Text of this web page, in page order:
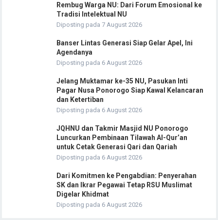
Rembug Warga NU: Dari Forum Emosional ke
Tradisi Intelektual NU
Diposting pada 7 August 2026
Banser Lintas Generasi Siap Gelar Apel, Ini
Agendanya
Diposting pada 6 August 2026
Jelang Muktamar ke-35 NU, Pasukan Inti
Pagar Nusa Ponorogo Siap Kawal Kelancaran
dan Ketertiban
Diposting pada 6 August 2026
JQHNU dan Takmir Masjid NU Ponorogo
Luncurkan Pembinaan Tilawah Al-Qur’an
untuk Cetak Generasi Qari dan Qariah
Diposting pada 6 August 2026
Dari Komitmen ke Pengabdian: Penyerahan
SK dan Ikrar Pegawai Tetap RSU Muslimat
Digelar Khidmat
Diposting pada 6 August 2026